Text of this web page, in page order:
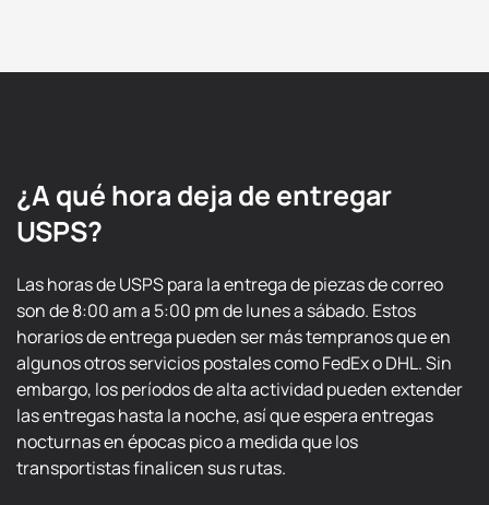
¿A qué hora deja de entregar
USPS?
Las horas de USPS para la entrega de piezas de correo
son de 8:00 am a 5:00 pm de lunes a sábado. Estos
horarios de entrega pueden ser más tempranos que en
algunos otros servicios postales como FedEx o DHL. Sin
embargo, los períodos de alta actividad pueden extender
las entregas hasta la noche, así que espera entregas
nocturnas en épocas pico a medida que los
transportistas finalicen sus rutas.